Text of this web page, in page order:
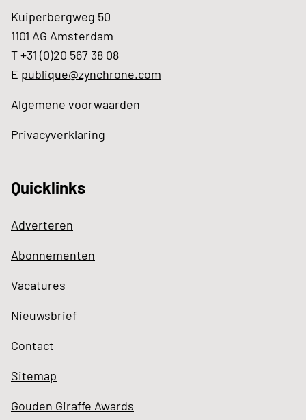
Kuiperbergweg 50
1101 AG Amsterdam
T +31 (0)20 567 38 08
E publique@zynchrone.com
Algemene voorwaarden
Privacyverklaring
Quicklinks
Adverteren
Abonnementen
Vacatures
Nieuwsbrief
Contact
Sitemap
Gouden Giraffe Awards